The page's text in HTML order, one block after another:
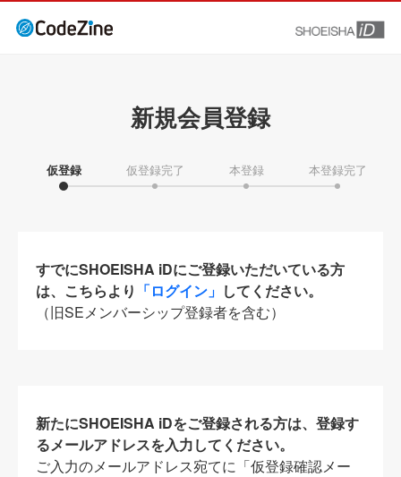
新規会員登録
仮登録 仮登録完了 本登録 本登録完了
すでにSHOEISHA iDにご登録いただいている方
は、こちらより 「ログイン」 してください。
（旧SEメンバーシップ登録者を含む）
新たにSHOEISHA iDをご登録される方は、登録す
るメールアドレスを入力してください。
ご入力のメールアドレス宛てに「仮登録確認メー